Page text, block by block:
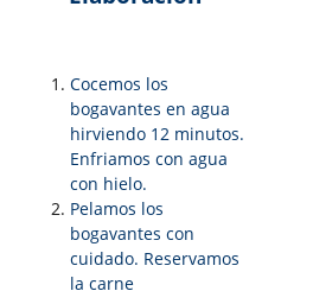
Cocemos los
bogavantes en agua
hirviendo 12 minutos.
Enfriamos con agua
con hielo.
Pelamos los
bogavantes con
cuidado. Reservamos
la carne